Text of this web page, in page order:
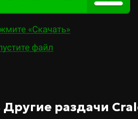
мир и
реплик, система
Важна
ПК-игр углубиться
Этот релиз
Другие раздачи